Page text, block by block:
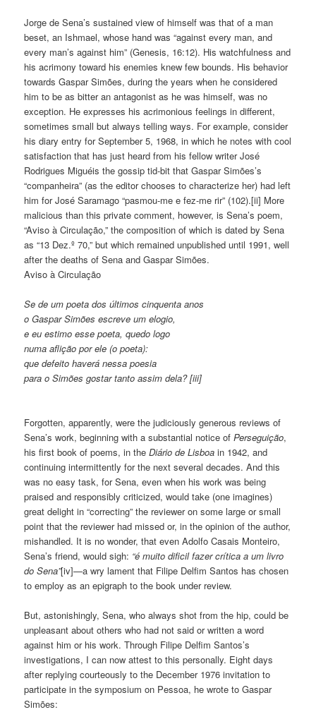
Jorge de Sena’s sustained view of himself was that of a man
beset, an Ishmael, whose hand was “against every man, and
every man’s against him” (Genesis, 16:12). His watchfulness and
his acrimony toward his enemies knew few bounds. His behavior
towards Gaspar Simões, during the years when he considered
him to be as bitter an antagonist as he was himself, was no
exception. He expresses his acrimonious feelings in different,
sometimes small but always telling ways. For example, consider
his diary entry for September 5, 1968, in which he notes with cool
satisfaction that has just heard from his fellow writer José
Rodrigues Miguéis the gossip tid-bit that Gaspar Simões’s
“companheira” (as the editor chooses to characterize her) had left
him for José Saramago “pasmou-me e fez-me rir” (102).[ii] More
malicious than this private comment, however, is Sena’s poem,
“Aviso à Circulação,” the composition of which is dated by Sena
as “13 Dez.º 70,” but which remained unpublished until 1991, well
after the deaths of Sena and Gaspar Simões.
Aviso à Circulação
Se de um poeta dos últimos cinquenta anos
o Gaspar Simões escreve um elogio,
e eu estimo esse poeta, quedo logo
numa aflição por ele (o poeta):
que defeito haverá nessa poesia
para o Simões gostar tanto assim dela? [iii]
Forgotten, apparently, were the judiciously generous reviews of
Sena’s work, beginning with a substantial notice ofPerseguição,
his first book of poems, in theDiário de Lisboa in 1942, and
continuing intermittently for the next several decades. And this
was no easy task, for Sena, even when his work was being
praised and responsibly criticized, would take (one imagines)
great delight in “correcting” the reviewer on some large or small
point that the reviewer had missed or, in the opinion of the author,
mishandled. It is no wonder, that even Adolfo Casais Monteiro,
Sena’s friend, would sigh: “é muito dificil fazer crítica a um livro
do Sena”[iv]—a wry lament that Filipe Delfim Santos has chosen
to employ as an epigraph to the book under review.
But, astonishingly, Sena, who always shot from the hip, could be
unpleasant about others who had not said or written a word
against him or his work. Through Filipe Delfim Santos’s
investigations, I can now attest to this personally. Eight days
after replying courteously to the December 1976 invitation to
participate in the symposium on Pessoa, he wrote to Gaspar
Simões: